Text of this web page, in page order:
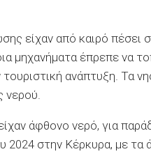
είχαν από καιρό πέσει
μηχανήματα έπρεπε να
ανάπτυξη. Τα
νερού.
άφθονο νερό, για
2024 στην Κέρκυρα, με